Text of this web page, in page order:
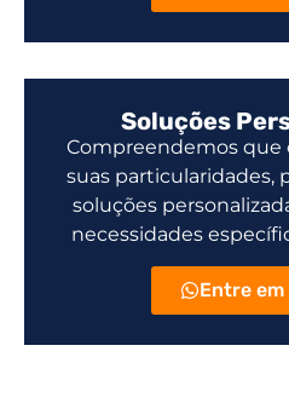
Soluções
Compreendemos que
suas particularidades,
soluções
necessidades
Entre